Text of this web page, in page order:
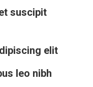
suscipit
elit
leo nibh